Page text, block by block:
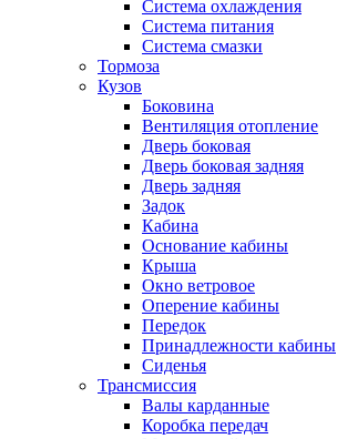
Система охлаждения
Система питания
Система смазки
Тормоза
Кузов
Боковина
Вентиляция отопление
Дверь боковая
Дверь боковая задняя
Дверь задняя
Задок
Кабина
Основание кабины
Крыша
Окно ветровое
Оперение кабины
Передок
Принадлежности кабины
Сиденья
Трансмиссия
Валы карданные
Коробка передач